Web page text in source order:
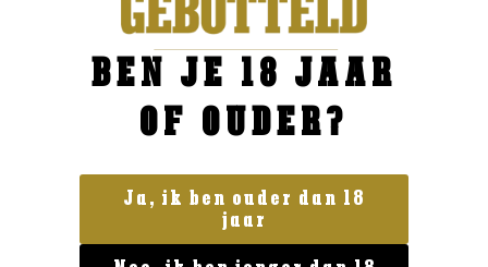
Fever Tree Indian tonic 0.5l
BEN JE 18 JAAR
OF OUDER?
Ja, ik ben ouder dan 18
jaar